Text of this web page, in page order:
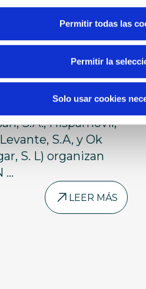
Permitir todas las
Permitir la
Solo usar cookies
BBLL
del
MINI
un MINI”
Benigar, S. L,
S.A., Hispamóvil,
S.A, y Ok
S. L) organizan
...
LEER MÁS